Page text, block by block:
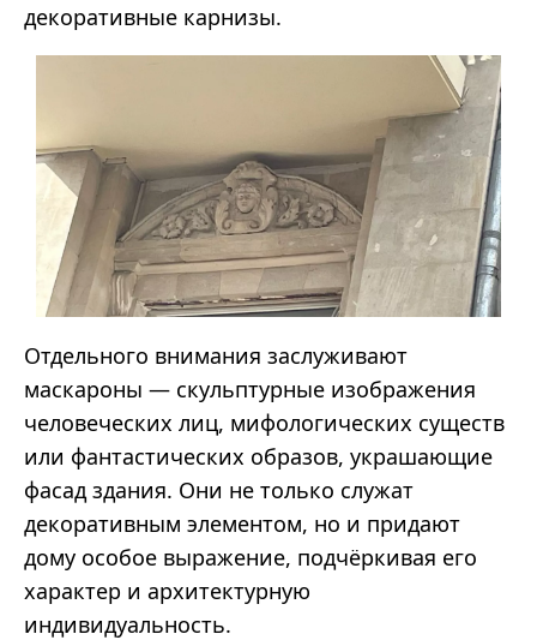
декоративные карнизы.
Отдельного внимания заслуживают
маскароны — скульптурные изображения
человеческих лиц, мифологических существ
или фантастических образов, украшающие
фасад здания. Они не только служат
декоративным элементом, но и придают
дому особое выражение, подчёркивая его
характер и архитектурную
индивидуальность.